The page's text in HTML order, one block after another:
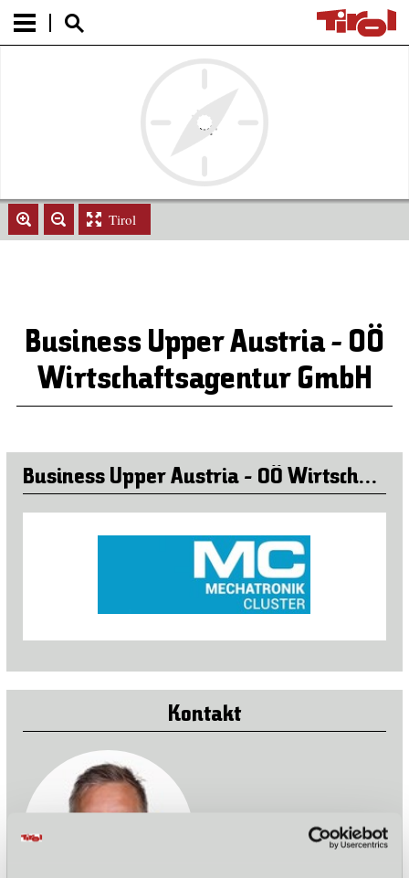
Tirol
Business Upper Austria - OÖ
Wirtschaftsagentur GmbH
Business Upper Austria - OÖ Wirtschaftsagentur GmbH
Kontakt
Cluster Mechatronik Tirol
Standortagentur Tirol